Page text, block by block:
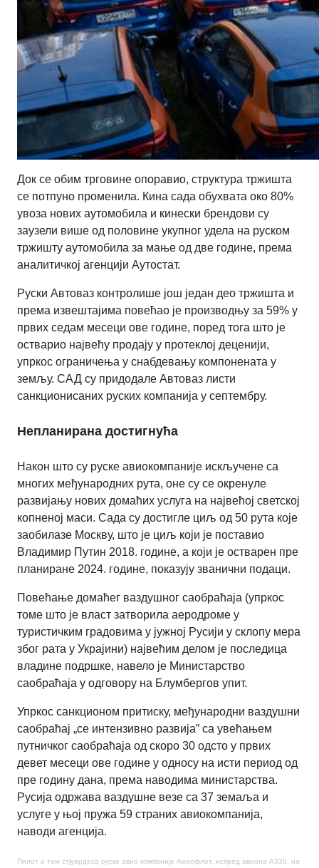
Док се обим трговине опоравио, структура тржишта
се потпуно променила. Кина сада обухвата око 80%
увоза нових аутомобила и кинески брендови су
заузели више од половине укупног удела на руском
тржишту аутомобила за мање од две године, према
аналитичкој агенцији Аутостат.
Руски Автоваз контролише још један део тржишта и
према извештајима повећао је производњу за 59% у
првих седам месеци ове године, поред тога што је
остварио највећу продају у протеклој деценији,
упркос ограничења у снабдевању компонената у
земљу. САД су придодале Автоваз листи
санкционисаних руских компанија у септембру.
Непланирана достигнућа
Након што су руске авиокомпаније искључене са
многих међународних рута, оне су се окренуле
развијању нових домаћих услуга на највећој светској
копненој маси. Сада су достигле циљ од 50 рута које
заобилазе Москву, што је циљ који је поставио
Владимир Путин 2018. године, а који је остварен пре
планиране 2024. године, показују званични подаци.
Повећање домаћег ваздушног саобраћаја (упркос
томе што је власт затворила аеродроме у
туристичким градовима у јужној Русији у склопу мера
због рата у Украјини) највећим делом је последица
владине подршке, навело је Министарство
саобраћаја у одговору на Блумбергов упит.
Упркос санкционом притиску, међународни ваздушни
саобраћај „се интензивно развија” са увећањем
путничког саобраћаја од скоро 30 одсто у првих
девет месеци ове године у односу на исти период од
пре годину дана, према наводима министарства.
Русија одржава ваздушне везе са 37 земаља и
услуге у њој пружа 59 страних авиокомпанија,
наводи агенција.
Пилот и тим стјуардеса руске авио компаније Аерофлот, испред авиона А330, на